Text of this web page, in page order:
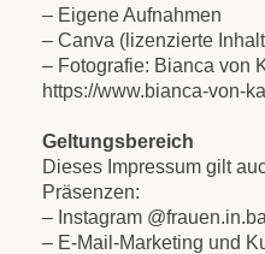
– Eigene Aufnahmen
– Canva (lizenzierte
– Fotografie: Bianca von
https://www.bianca-von-
Geltungsbereich
Dieses Impressum gilt
Präsenzen:
– Instagram @frauen.in
– E-Mail-Marketing und